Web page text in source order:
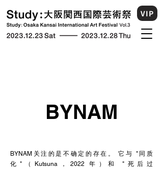
VIP
BYNAM
BYNAM关注的是不确定的存在。 它与 "同质
化"（Kutsuna，2022 年）和 "死后过